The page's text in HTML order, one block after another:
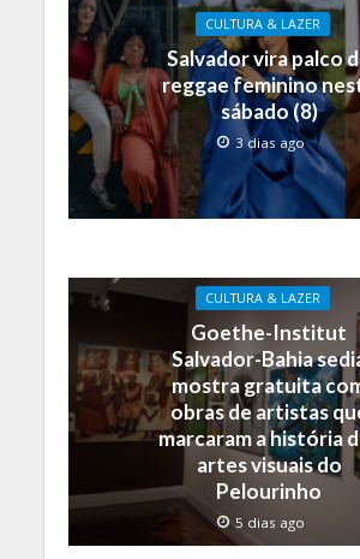
CULTURA & LAZER
Salvador vira palco
reggae feminino
sábado (8)
3 dias ago
CULTURA & LAZER
Goethe-Institut
Salvador-Bahia
mostra gratuita
obras de artistas
marcaram a história
artes visuais do
Pelourinho
5 dias ago